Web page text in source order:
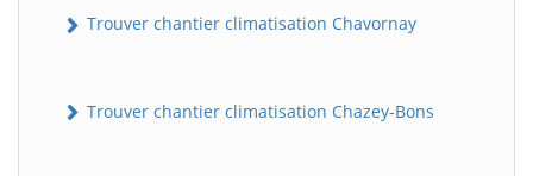
Trouver chantier climatisation Chavornay
Trouver chantier climatisation Chazey-Bons